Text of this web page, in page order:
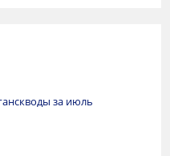
за июль